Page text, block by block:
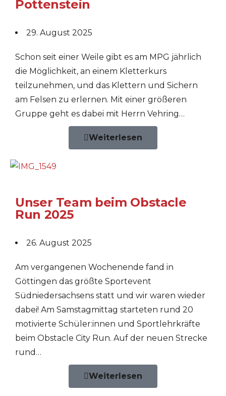
Pottenstein
29. August 2025
Schon seit einer Weile gibt es am MPG jährlich
die Möglichkeit, an einem Kletterkurs
teilzunehmen, und das Klettern und Sichern
am Felsen zu erlernen. Mit einer größeren
Gruppe geht es dabei mit Herrn Vehring…
Weiterlesen
Unser Team beim Obstacle
Run 2025
26. August 2025
Am vergangenen Wochenende fand in
Göttingen das größte Sportevent
Südniedersachsens statt und wir waren wieder
dabei! Am Samstagmittag starteten rund 20
motivierte Schüler:innen und Sportlehrkräfte
beim Obstacle City Run. Auf der neuen Strecke
rund…
Weiterlesen